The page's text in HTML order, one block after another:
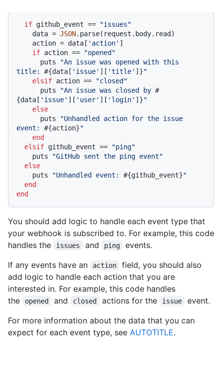
if github_event ==
"issues"
    data =
JSON.parse(request.body.read)
    action = data[
'action' ]
if action ==
"opened"
      puts
"An issue was opened with this
title: #{data[ 'issue' ][ 'title' ]}"
elsif action ==
"closed"
      puts
"An issue was closed by #
{data[ 'issue' ][ 'user' ][ 'login' ]}"
else
      puts
"Unhandled action for the issue
event: #{action}"
end
elsif github_event ==
"ping"
    puts
"GitHub sent the ping event"
else
    puts
"Unhandled event: #{github_event}"
end
end
You should add logic to handle each event type that
your webhook is subscribed to. For example, this code
handles the
issues and ping
events.
If any events have an
action
field, you should also
add logic to handle each action that you are
interested in. For example, this code handles
the
opened and closed actions for the issue
event.
For more information about the data that you can
expect for each event type, see AUTOTITLE.